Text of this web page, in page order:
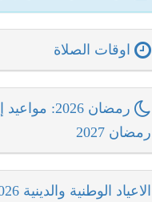
اوقات الصلاة
رمضان 2026: مواعيد إمساك وإفطار
رمضان 2027
الاعياد الوطنية والدينية 2026